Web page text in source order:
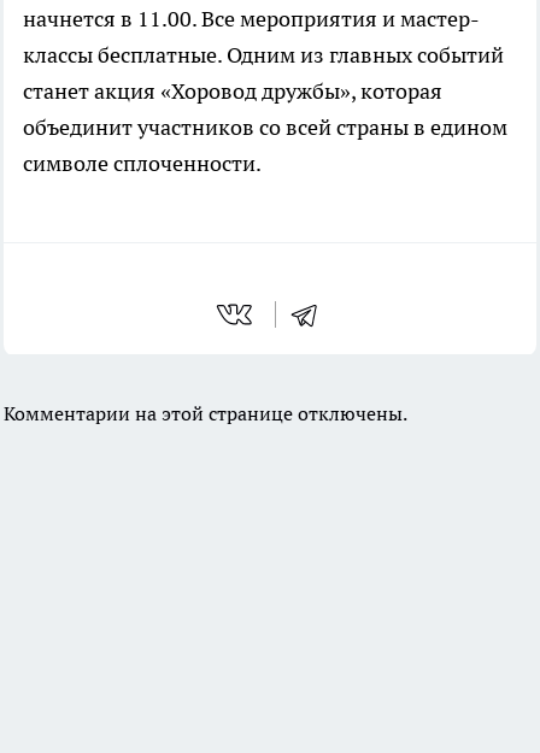
начнется в 11.00. Все мероприятия и мастер-
классы бесплатные. Одним из главных событий
станет акция «Хоровод дружбы», которая
объединит участников со всей страны в едином
символе сплоченности.
Комментарии на этой странице отключены.